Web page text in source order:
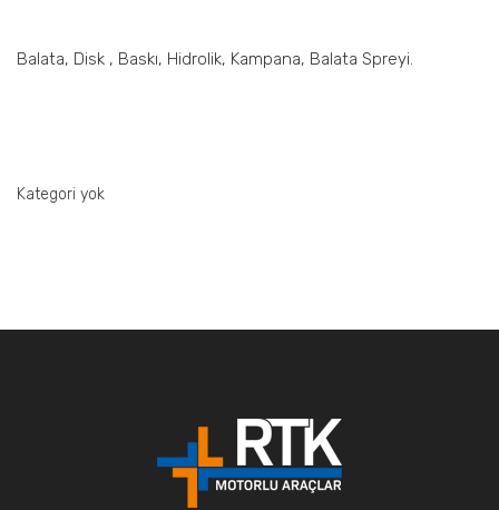
Balata, Disk , Baskı, Hidrolik, Kampana, Balata Spreyi.
Kategori yok